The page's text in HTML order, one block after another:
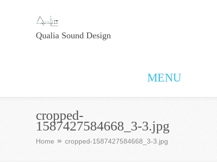
Qualia Sound Design
MENU
cropped-
1587427584668_3-3.jpg
Home cropped-1587427584668_3-3.jpg